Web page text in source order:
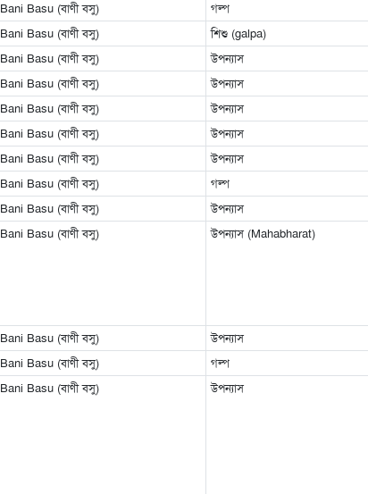
Bani Basu (বাণী বসু) গল্প
Bani Basu (বাণী বসু) শিশু (galpa)
Bani Basu (বাণী বসু) উপন্যাস
Bani Basu (বাণী বসু) উপন্যাস
Bani Basu (বাণী বসু) উপন্যাস
Bani Basu (বাণী বসু) উপন্যাস
Bani Basu (বাণী বসু) উপন্যাস
Bani Basu (বাণী বসু) গল্প
Bani Basu (বাণী বসু) উপন্যাস
Bani Basu (বাণী বসু) উপন্যাস (Mahabharat)
Bani Basu (বাণী বসু) উপন্যাস
Bani Basu (বাণী বসু) গল্প
Bani Basu (বাণী বসু) উপন্যাস